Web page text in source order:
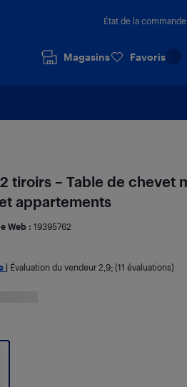
État de la commande
Magasins Favoris
tiroirs – Table de chevet
appartements
Web : 19395762
Évaluation du vendeur 2,9; (11 évaluations)